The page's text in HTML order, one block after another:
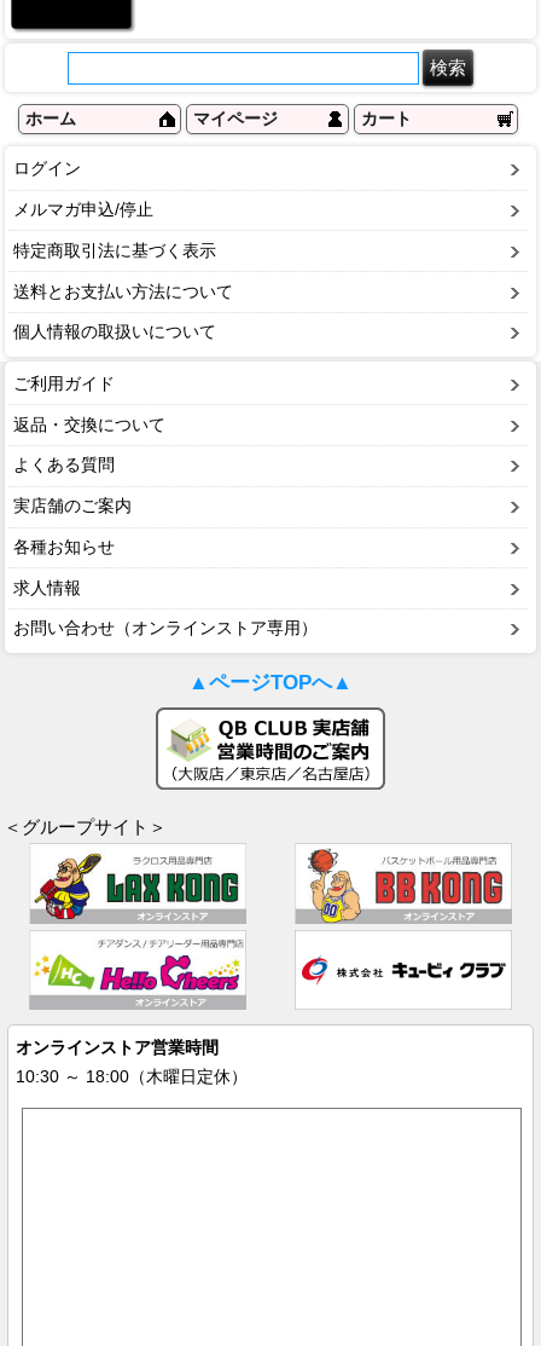
ホーム マイページ カート
ログイン
メルマガ申込/停止
特定商取引法に基づく表示
送料とお支払い方法について
個人情報の取扱いについて
ご利用ガイド
返品・交換について
よくある質問
実店舗のご案内
各種お知らせ
求人情報
お問い合わせ（オンラインストア専用）
▲ページTOPへ▲
＜グループサイト＞
オンラインストア営業時間
10:30 ～ 18:00（木曜日定休）